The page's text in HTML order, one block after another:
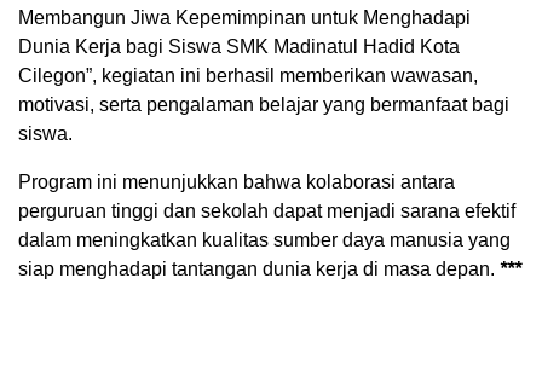
Membangun Jiwa Kepemimpinan untuk Menghadapi
Dunia Kerja bagi Siswa SMK Madinatul Hadid Kota
Cilegon”, kegiatan ini berhasil memberikan wawasan,
motivasi, serta pengalaman belajar yang bermanfaat bagi
siswa.
Program ini menunjukkan bahwa kolaborasi antara
perguruan tinggi dan sekolah dapat menjadi sarana efektif
dalam meningkatkan kualitas sumber daya manusia yang
siap menghadapi tantangan dunia kerja di masa depan. ***